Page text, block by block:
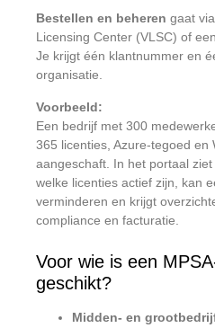
Bestellen en beheren gaat
Licensing Center (VLSC) of
Je krijgt één klantnummer en
organisatie.
Voorbeeld:
Een bedrijf met 300
365 licenties, Azure-tegoed en
aangeschaft. In het portaal
welke licenties actief zijn, kan
verminderen en krijgt
compliance en facturatie.
Voor wie is een
geschikt?
Midden- en